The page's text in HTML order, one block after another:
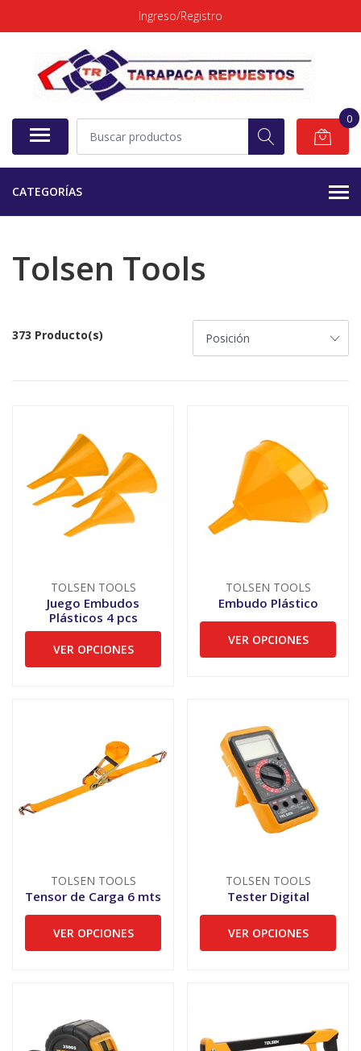
Ingreso/Registro
0
CATEGORÍAS
Tolsen Tools
373 Producto(s)
TOLSEN TOOLS
Juego Embudos
Plásticos 4 pcs
VER OPCIONES
TOLSEN TOOLS
Embudo Plástico
VER OPCIONES
TOLSEN TOOLS
Tensor de Carga 6 mts
VER OPCIONES
TOLSEN TOOLS
Tester Digital
VER OPCIONES